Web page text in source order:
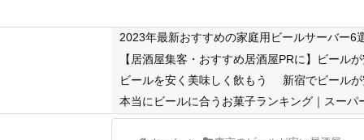
2023年最新おすすめの家庭用ビールサーバー6
【居酒屋集客・おすすめ居酒屋PRに】ビール
ビールを安く美味しく飲もう
新宿でビール
本当にビールに合うお菓子ランキング｜スー